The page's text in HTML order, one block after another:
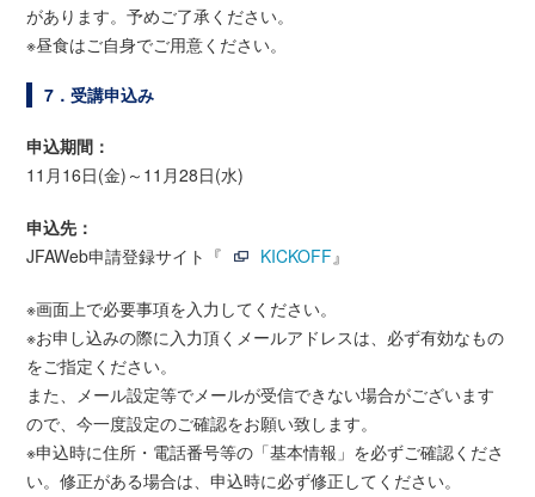
があります。予めご了承ください。
※昼食はご自身でご用意ください。
7．受講申込み
申込期間：
11月16日(金)～11月28日(水)
申込先：
JFAWeb申請登録サイト『
KICKOFF』
※画面上で必要事項を入力してください。
※お申し込みの際に入力頂くメールアドレスは、必ず有効なもの
をご指定ください。
また、メール設定等でメールが受信できない場合がございます
ので、今一度設定のご確認をお願い致します。
※申込時に住所・電話番号等の「基本情報」を必ずご確認くださ
い。修正がある場合は、申込時に必ず修正してください。